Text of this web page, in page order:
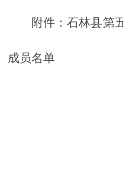
附件：石林县第
成员名单